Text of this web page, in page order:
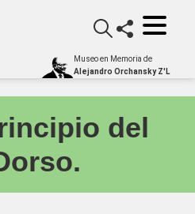
Museo en Memoria de
Alejandro Orchansky Z'L
del